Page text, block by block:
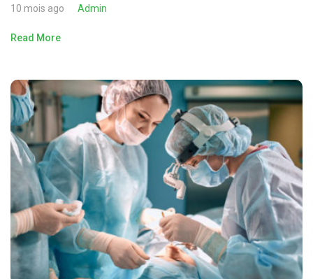
10 mois ago Admin
Read More